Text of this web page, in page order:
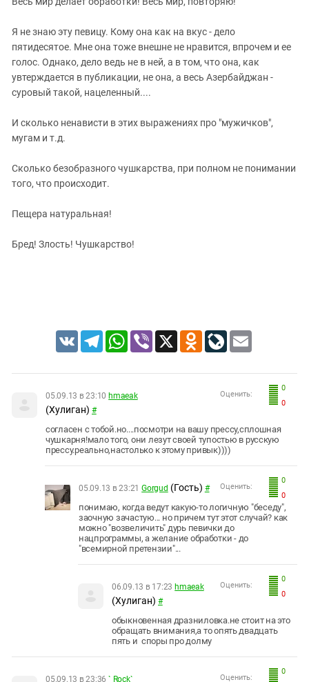
Я не знаю эту певицу. Кому она как на вкус - дело
пятидесятое. Мне она тоже внешне не нравится, впрочем и ее
голос. Однако, дело ведь не в ней, а в том, что она, как
увтерждается в публикации, не она, а весь Азербайджан -
суровый такой, нацеленный....
И сколько ненависти в этих выражениях про "мужичков",
мугам и т.д.
Сколько безобразного чушкарства, при полном не понимании
того, что происходит.
Пещера натуральная!
Бред! Злость! Чушкарство!
VK TelegramWhatsApp
Viber X Odnoklassniki
LiveJournal
Email
0
0
Оценить:
05.09.13 в 23:10 hmaeak
(Хулиган) #
согласен с тобой.но....посмотри на вашу прессу,сплошная
чушкарня!мало того, они лезут своей тупостью в русскую
прессу.реально,настолько к этому привык))))
0
0
Оценить:
05.09.13 в 23:21 Gorgud (Гость) #
понимаю, когда ведут какую-то логичную "беседу",
заочную зачастую... но причем тут этот случай? как
можно "возвеличить" дурь певички до
нацпрограммы, а желание обработки - до
"всемирной претензии"...
0
0
Оценить:
06.09.13 в 17:23 hmaeak
(Хулиган) #
обыкновенная дразниловка.не стоит на это
обращать внимания,а то опять двадцать
пять и споры про долму
0
Оценить:
05.09.13 в 23:36 ` Rock`